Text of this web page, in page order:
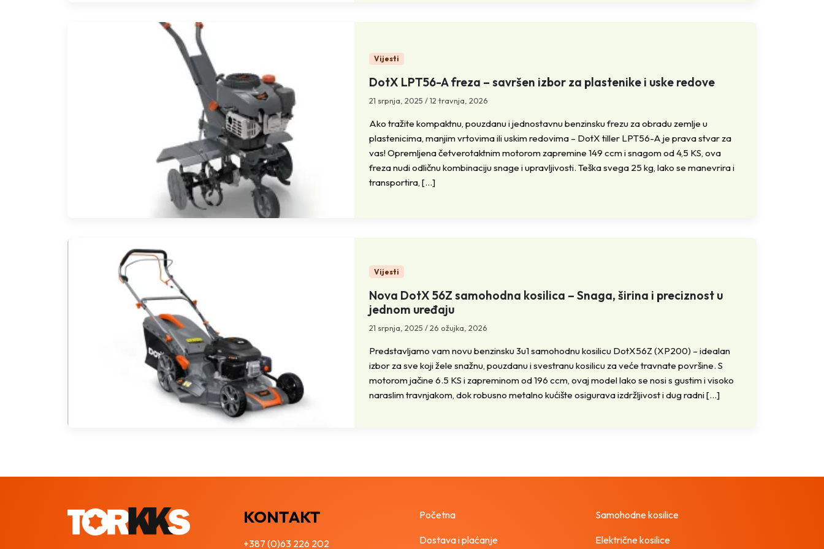
Vijesti
DotX LPT56-A freza – savršen izbor za plastenike i uske redove
21 srpnja, 2025 / 12 travnja, 2026
Ako tražite kompaktnu, pouzdanu i jednostavnu benzinsku frezu za obradu zemlje u
plastenicima, manjim vrtovima ili uskim redovima – DotX tiller LPT56-A je prava stvar za
vas! Opremljena četverotaktnim motorom zapremine 149 ccm i snagom od 4,5 KS, ova
freza nudi odličnu kombinaciju snage i upravljivosti. Teška svega 25 kg, lako se manevrira i
transportira, […]
Vijesti
Nova DotX 56Z samohodna kosilica – Snaga, širina i preciznost u
jednom uređaju
21 srpnja, 2025 / 26 ožujka, 2026
Predstavljamo vam novu benzinsku 3u1 samohodnu kosilicu DotX56Z (XP200) – idealan
izbor za sve koji žele snažnu, pouzdanu i svestranu kosilicu za veće travnate površine. S
motorom jačine 6.5 KS i zapreminom od 196 ccm, ovaj model lako se nosi s gustim i visoko
naraslim travnjakom, dok robusno metalno kućište osigurava izdržljivost i dug radni […]
KONTAKT
+387 (0)63 226 202
Početna
Dostava i plaćanje
Samohodne kosilice
Električne kosilice